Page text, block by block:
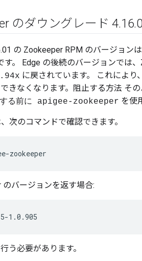
のダウングレード 4.16.
の Zookeeper RPM のバージョンは
す。 Edge の後続のバージョンでは
に戻されています。 これにより
きなくなります。阻止する方法 その
る前に apigee-zookeeper を使
次のコマンドで確認できます。
zookeeper
バージョンを返す場合:
1.0.905
う必要があります。